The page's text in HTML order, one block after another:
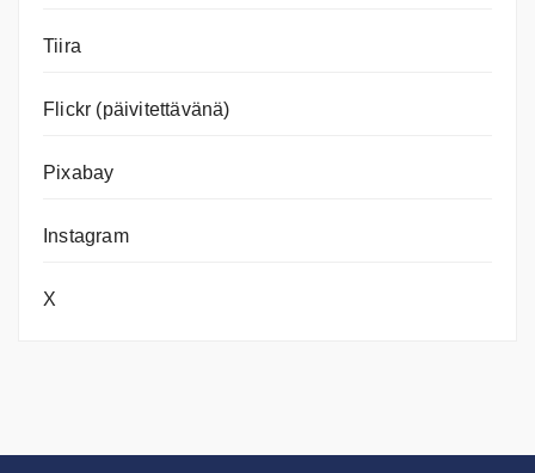
Tiira
Flickr (päivitettävänä)
Pixabay
Instagram
X